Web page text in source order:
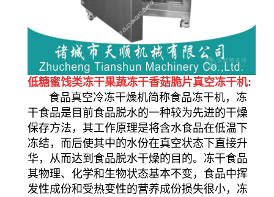
低糖蜜饯类冻干果蔬冻干香菇脆片真空冻干机:
食品真空冷冻干燥机简称食品冻干机，冻
干食品是目前食品脱水的一种较为先进的干燥
保存方法，其工作原理是将含水食品在低温下
冻结，而后使其中的水份在真空状态下直接升
华，从而达到食品脱水干燥的目的。冻干食品
其物理、化学和生物状态基本不变，食品中挥
发性成份和受热变性的营养成份损失很小，冻